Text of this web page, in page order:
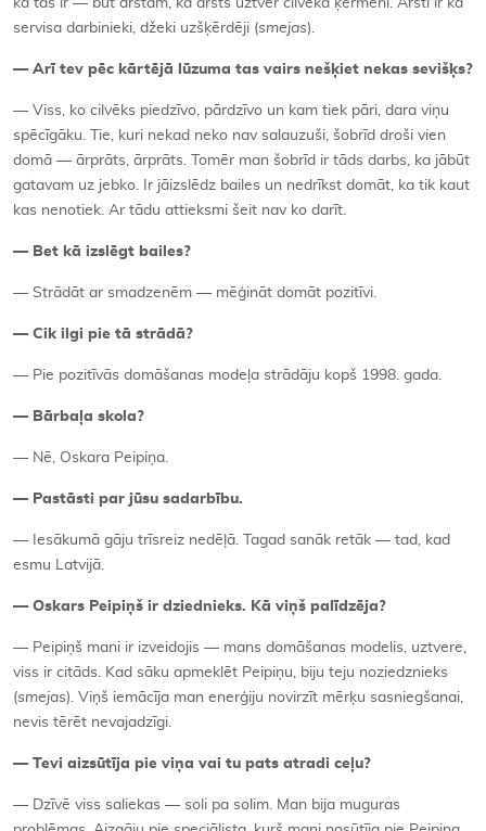
kā tas ir — būt ārstam, kā ārsts uztver cilvēka ķermeni. Ārsti ir kā
servisa darbinieki, džeki uzšķērdēji (smejas).
— Arī tev pēc kārtējā lūzuma tas vairs nešķiet nekas sevišķs?
— Viss, ko cilvēks piedzīvo, pārdzīvo un kam tiek pāri, dara viņu
spēcīgāku. Tie, kuri nekad neko nav salauzuši, šobrīd droši vien
domā — ārprāts, ārprāts. Tomēr man šobrīd ir tāds darbs, ka jābūt
gatavam uz jebko. Ir jāizslēdz bailes un nedrīkst domāt, ka tik kaut
kas nenotiek. Ar tādu attieksmi šeit nav ko darīt.
— Bet kā izslēgt bailes?
— Strādāt ar smadzenēm — mēģināt domāt pozitīvi.
— Cik ilgi pie tā strādā?
— Pie pozitīvās domāšanas modeļa strādāju kopš 1998. gada.
— Bārbaļa skola?
— Nē, Oskara Peipiņa.
— Pastāsti par jūsu sadarbību.
— Iesākumā gāju trīsreiz nedēļā. Tagad sanāk retāk — tad, kad
esmu Latvijā.
— Oskars Peipiņš ir dziednieks. Kā viņš palīdzēja?
— Peipiņš mani ir izveidojis — mans domāšanas modelis, uztvere,
viss ir citāds. Kad sāku apmeklēt Peipiņu, biju teju noziedznieks
(smejas). Viņš iemācīja man enerģiju novirzīt mērķu sasniegšanai,
nevis tērēt nevajadzīgi.
— Tevi aizsūtīja pie viņa vai tu pats atradi ceļu?
— Dzīvē viss saliekas — soli pa solim. Man bija muguras